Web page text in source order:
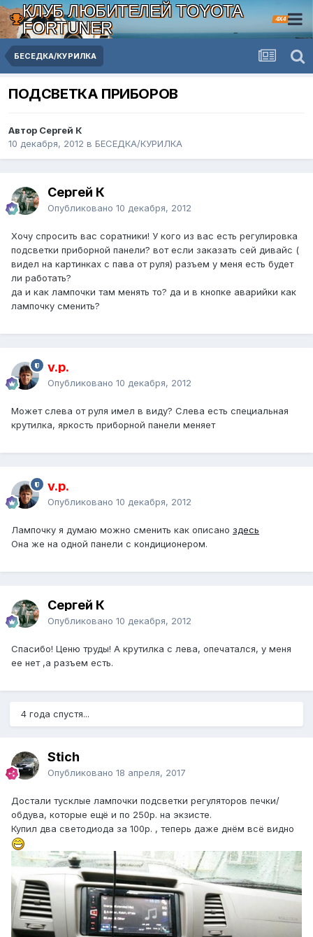
КЛУБ ЛЮБИТЕЛЕЙ TOYOTA
FORTUNER
4X4
БЕСЕДКА/КУРИЛКА
ПОДСВЕТКА ПРИБОРОВ
Автор Сергей К
10 декабря, 2012 в БЕСЕДКА/КУРИЛКА
Сергей К
Опубликовано 10 декабря, 2012
Хочу спросить вас соратники! У кого из вас есть регулировка
подсветки приборной панели? вот если заказать сей дивайс (
видел на картинках с пава от руля) разъем у меня есть будет
ли работать?
да и как лампочки там менять то? да и в кнопке аварийки как
лампочку сменить?
v.p.
Опубликовано 10 декабря, 2012
Может слева от руля имел в виду? Слева есть специальная
крутилка, яркость приборной панели меняет
v.p.
Опубликовано 10 декабря, 2012
Лампочку я думаю можно сменить как описано здесь
Она же на одной панели с кондиционером.
Сергей К
Опубликовано 10 декабря, 2012
Спасибо! Ценю труды! А крутилка с лева, опечатался, у меня
ее нет ,а разъем есть.
4 года спустя...
Stich
Опубликовано 18 апреля, 2017
Достали тусклые лампочки подсветки регуляторов печки/
обдува, которые ещё и по 250р. на экзисте.
Купил два светодиода за 100р. , теперь даже днём всё видно